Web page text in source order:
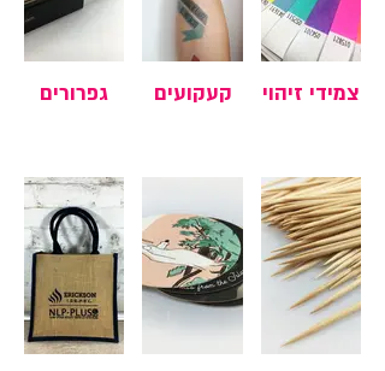
צמידי זיהוי קעקועים גפרורים